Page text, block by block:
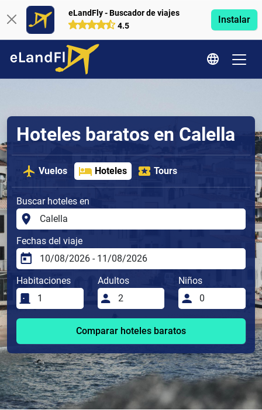
eLandFly - Buscador de viajes
4.5
Instalar
Hoteles baratos en Calella
Vuelos Hoteles Tours
Buscar hoteles en
Fechas del viaje
Habitaciones Adultos Niños
Comparar hoteles baratos